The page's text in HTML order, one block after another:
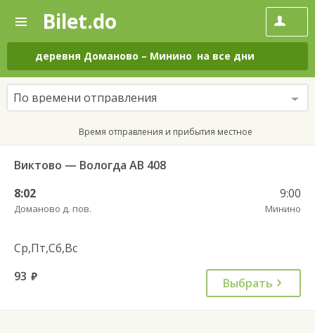
—
Поиск
и
покупка
билетов
на
автобус
онлайн
Bilet.do
деревня Доманово – Минино на все дни
По времени отправления
Время отправления и прибытия местное
Виктово — Вологда АВ 408
8:02
Доманово д. пов.
9:00
Минино
Ср,Пт,Сб,Вс
93 руб. Выбрать